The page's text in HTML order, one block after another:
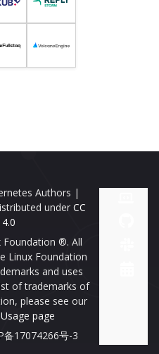
Authors |
under CC
®. All
Linux Foundation
and uses
of trademarks of
please see our
page
备17074266号-3